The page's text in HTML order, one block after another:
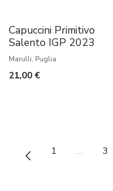
Favoriet
Capuccini Primitivo
Salento IGP 2023
Marulli, Puglia
21,00 €
1 … 3